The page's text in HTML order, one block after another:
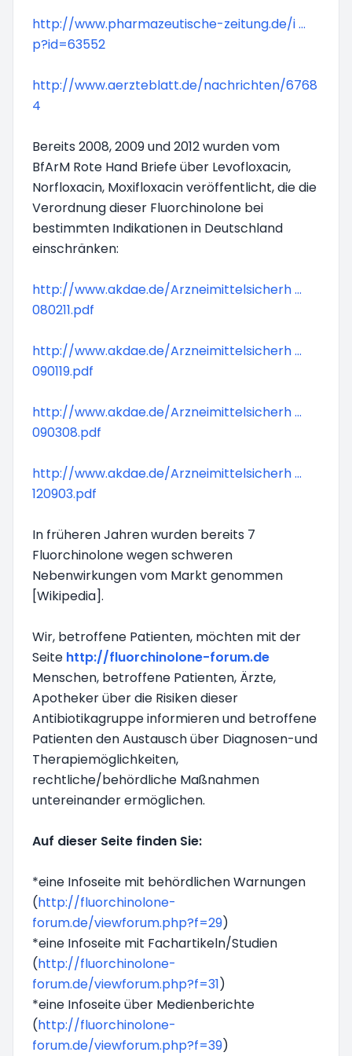
http://www.pharmazeutische-zeitung.de/i ...
p?id=63552
http://www.aerzteblatt.de/nachrichten/6768
4
Bereits 2008, 2009 und 2012 wurden vom
BfArM Rote Hand Briefe über Levofloxacin,
Norfloxacin, Moxifloxacin veröffentlicht, die die
Verordnung dieser Fluorchinolone bei
bestimmten Indikationen in Deutschland
einschränken:
http://www.akdae.de/Arzneimittelsicherh ...
080211.pdf
http://www.akdae.de/Arzneimittelsicherh ...
090119.pdf
http://www.akdae.de/Arzneimittelsicherh ...
090308.pdf
http://www.akdae.de/Arzneimittelsicherh ...
120903.pdf
In früheren Jahren wurden bereits 7
Fluorchinolone wegen schweren
Nebenwirkungen vom Markt genommen
[Wikipedia].
Wir, betroffene Patienten, möchten mit der
Seite http://fluorchinolone-forum.de
Menschen, betroffene Patienten, Ärzte,
Apotheker über die Risiken dieser
Antibiotikagruppe informieren und betroffene
Patienten den Austausch über Diagnosen-und
Therapiemöglichkeiten,
rechtliche/behördliche Maßnahmen
untereinander ermöglichen.
Auf dieser Seite finden Sie:
*eine Infoseite mit behördlichen Warnungen
(http://fluorchinolone-
forum.de/viewforum.php?f=29)
*eine Infoseite mit Fachartikeln/Studien
(http://fluorchinolone-
forum.de/viewforum.php?f=31)
*eine Infoseite über Medienberichte
(http://fluorchinolone-
forum.de/viewforum.php?f=39)